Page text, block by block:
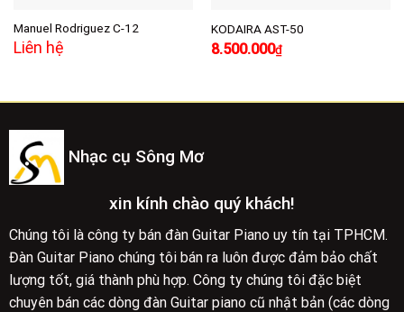
Manuel Rodriguez C-12
Liên hệ
KODAIRA AST-50
Giá
8.500.000₫Giá
hiện
8.500.000₫.
Nhạc cụ Sông Mơ
xin kính chào quý khách!
Chúng tôi là công ty bán đàn Guitar Piano uy tín tại TPHCM.
Đàn Guitar Piano chúng tôi bán ra luôn được đảm bảo chất
lượng tốt, giá thành phù hợp. Công ty chúng tôi đặc biệt
chuyên bán các dòng đàn Guitar piano cũ nhật bản (các dòng